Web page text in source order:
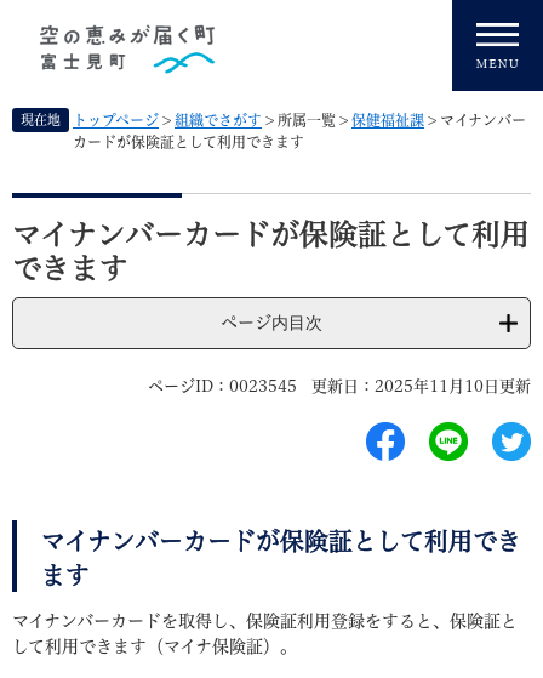
先
す
現在地 トップページ > 組織でさがす > 所属一覧 > 保健福祉課 > マイナンバー
カードが保険証として利用できます
本
マイナンバーカードが保険証として利用
できます
ページ内目次
ページID：0023545 更新日：2025年11月10日更新
マイナンバーカードが保険証として利用でき
ます
マイナンバーカードを取得し、保険証利用登録をすると、保険証と
して利用できます（マイナ保険証）。